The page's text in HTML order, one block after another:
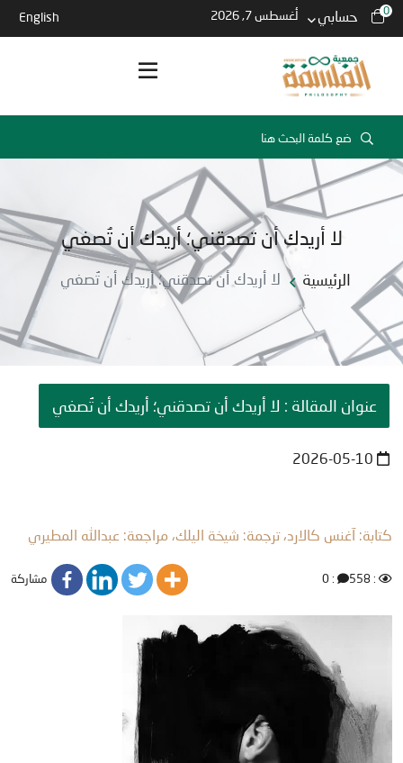
0 حسابي أغسطس 7, 2026 English
لا أريدك أن تصدقني؛ أريدك أن تُصغي
الرئيسية لا أريدك أن تصدقني؛ أريدك أن تُصغي
عنوان المقالة : لا أريدك أن تصدقني؛ أريدك أن تُصغي
كتابة: آغنس كالارد، ترجمة: شيخة اليلك، مراجعة: عبدالله المطيري
: 558
: 0 مشاركة